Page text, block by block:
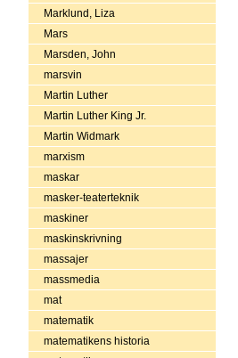
Marklund, Liza
Mars
Marsden, John
marsvin
Martin Luther
Martin Luther King Jr.
Martin Widmark
marxism
maskar
masker-teaterteknik
maskiner
maskinskrivning
massajer
massmedia
mat
matematik
matematikens historia